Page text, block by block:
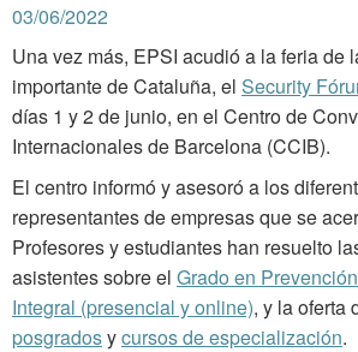
03/06/2022
Una vez más, EPSI acudió a la feria de
importante de Cataluña, el Security
días 1 y 2 de junio, en el Centro de
Internacionales de Barcelona (CCIB).
El centro informó y asesoró a los
representantes de empresas que se
Profesores y estudiantes han resuelto
asistentes sobre el Grado en
Integral (presencial y online), y la oferta
posgradosycursos de especialización.